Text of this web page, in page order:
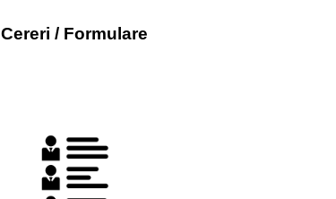
Cereri / Formulare